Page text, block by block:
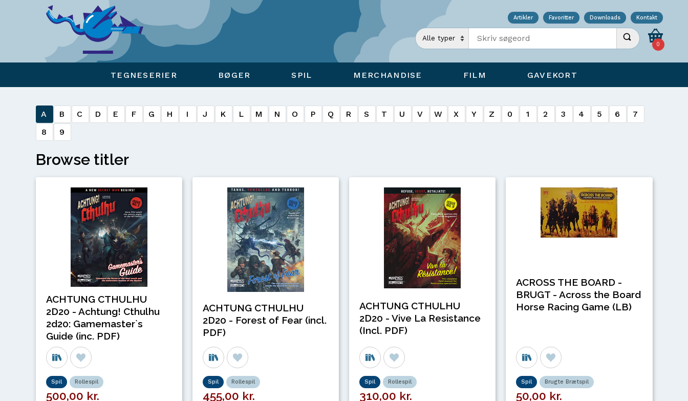
Artikler Favoritter Downloads Kontakt
Indtast søgeord Udfør søgning
0
TEGNESERIER BØGER SPIL MERCHANDISE FILM GAVEKORT
A B C D E F G H I J K L M N O P Q R S T U V W X Y Z 0 1 2 3 4 5 6
7
8
9
Browse titler
ACHTUNG CTHULHU
2D20 - Achtung! Cthulhu
2d20: Gamemaster`s
Guide (inc. PDF)
Spil Rollespil
500,00 kr.
ACHTUNG CTHULHU
2D20 - Forest of Fear (incl.
PDF)
Spil Rollespil
455,00 kr.
ACHTUNG CTHULHU
2D20 - Vive La Resistance
(Incl. PDF)
Spil Rollespil
310,00 kr.
ACROSS THE BOARD -
BRUGT - Across the Board
Horse Racing Game (LB)
Spil Brugte Brætspil
50,00 kr.
Viser overlay for indkøbskurv